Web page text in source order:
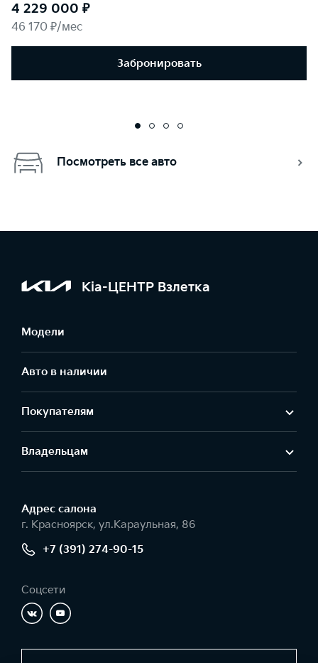
4 229 000 ₽
46 170 ₽/мес
Забронировать
Посмотреть все авто
Kia-ЦЕНТР Взлетка
Модели
Авто в наличии
Покупателям
Владельцам
Адрес салонa
г. Красноярск, ул.Караульная, 86
+7 (391) 274-90-15
Соцсети